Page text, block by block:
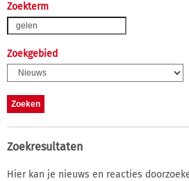
Zoekterm
Zoekgebied
Zoekresultaten
Hier kan je nieuws en reacties